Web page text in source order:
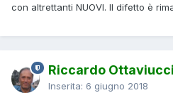
con altrettanti NUOVI. Il difetto è
Riccardo Ottaviucci
Inserita: 6 giugno 2018